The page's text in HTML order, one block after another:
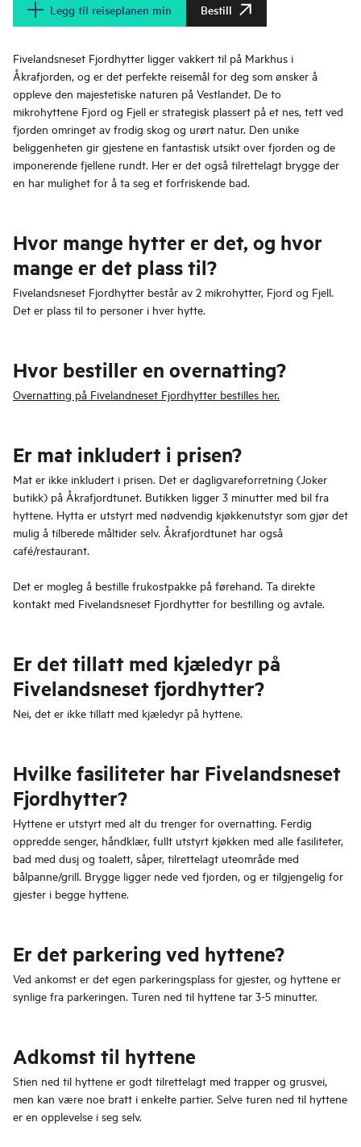
Legg til reiseplanen min Bestill
Fivelandsneset Fjordhytter ligger vakkert til på Markhus i
Åkrafjorden, og er det perfekte reisemål for deg som ønsker å
oppleve den majestetiske naturen på Vestlandet. De to
mikrohyttene Fjord og Fjell er strategisk plassert på et nes, tett ved
fjorden omringet av frodig skog og urørt natur. Den unike
beliggenheten gir gjestene en fantastisk utsikt over fjorden og de
imponerende fjellene rundt. Her er det også tilrettelagt brygge der
en har mulighet for å ta seg et forfriskende bad.
Hvor mange hytter er det, og hvor
mange er det plass til?
Fivelandsneset Fjordhytter består av 2 mikrohytter, Fjord og Fjell.
Det er plass til to personer i hver hytte.
Hvor bestiller en overnatting?
Overnatting på Fivelandneset Fjordhytter bestilles her.
Er mat inkludert i prisen?
Mat er ikke inkludert i prisen. Det er dagligvareforretning (Joker
butikk) på Åkrafjordtunet. Butikken ligger 3 minutter med bil fra
hyttene. Hytta er utstyrt med nødvendig kjøkkenutstyr som gjør det
mulig å tilberede måltider selv. Åkrafjordtunet har også
café/restaurant.
Det er mogleg å bestille frukostpakke på førehand. Ta direkte
kontakt med Fivelandsneset Fjordhytter for bestilling og avtale.
Er det tillatt med kjæledyr på
Fivelandsneset fjordhytter?
Nei, det er ikke tillatt med kjæledyr på hyttene.
Hvilke fasiliteter har Fivelandsneset
Fjordhytter?
Hyttene er utstyrt med alt du trenger for overnatting. Ferdig
oppredde senger, håndklær, fullt utstyrt kjøkken med alle fasiliteter,
bad med dusj og toalett, såper, tilrettelagt uteområde med
bålpanne/grill. Brygge ligger nede ved fjorden, og er tilgjengelig for
gjester i begge hyttene.
Er det parkering ved hyttene?
Ved ankomst er det egen parkeringsplass for gjester, og hyttene er
synlige fra parkeringen. Turen ned til hyttene tar 3-5 minutter.
Adkomst til hyttene
Stien ned til hyttene er godt tilrettelagt med trapper og grusvei,
men kan være noe bratt i enkelte partier. Selve turen ned til hyttene
er en opplevelse i seg selv.